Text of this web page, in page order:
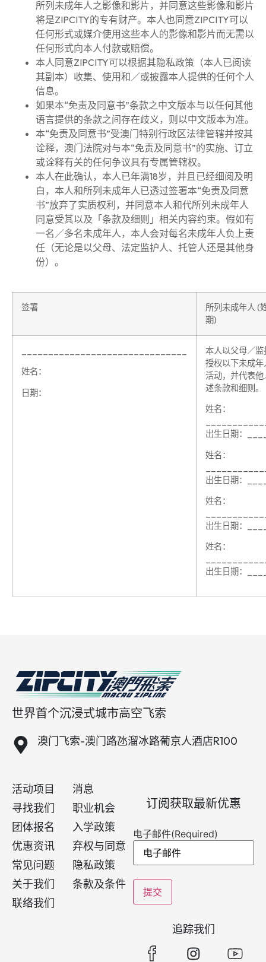
所列未成年人之影像和影片，并同意这些影像和影片
将是ZIPCITY的专有财产。本人也同意ZIPCITY可以
任何形式或媒介使用这些本人的影像和影片而无需以
任何形式向本人付款或赔偿。
本人同意ZIPCITY可以根据其隐私政策（本人已阅读
其副本）收集、使用和／或披露本人提供的任何个人
信息。
如果本“免责及同意书”条款之中文版本与以任何其他
语言提供的条款之间存在歧义，则以中文版本为准。
本“免责及同意书”受澳门特别行政区法律管辖并按其
诠释，澳门法院对与本“免责及同意书”的实施、订立
或诠释有关的任何争议具有专属管辖权。
本人在此确认，本人已年满18岁，并且已经细阅及明
白，本人和所列未成年人已透过签署本“免责及同意
书”放弃了实质权利，并同意本人和代所列未成年人
同意受其以及「条款及细则」相关内容约束。假如有
一名／多名未成年人，本人会对每名未成年人负上责
任（无论是以父母、法定监护人、托管人还是其他身
份）。
签署
所列未成年人 (
期)
姓名：
日期：
本人以父母／
授权以下未成
活动，并代表
述条款和细则。
姓名：
出生日期：
姓名：
出生日期：
姓名：
出生日期：
姓名：
出生日期：
世界首个沉浸式城市高空飞索
澳门飞索-澳门路氹溜冰路葡京人酒店R100
活动项目
寻找我们
团体报名
优惠资讯
常见问题
关于我们
联络我们
消息
职业机会
入学政策
弃权与同意
隐私政策
条款及条件
订阅获取最新优惠
电子邮件(Required)
追踪我们